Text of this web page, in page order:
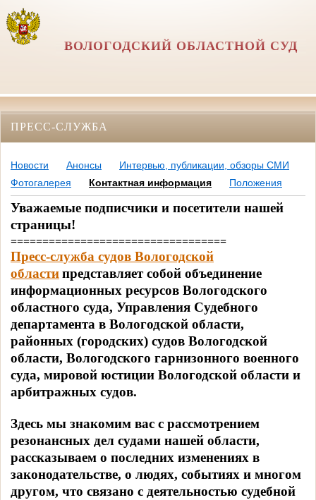
ВОЛОГОДСКИЙ ОБЛАСТНОЙ СУД
ПРЕСС-СЛУЖБА
Новости Анонсы
Интервью, публикации, обзоры СМИ
Фотогалерея
Контактная информация Положения
Уважаемые подписчики и посетители нашей
страницы!
==================================
Пресс-служба судов Вологодской
областипредставляет собой объединение
информационных ресурсов Вологодского
областного суда, Управления Судебного
департамента в Вологодской области,
районных (городских) судов Вологодской
области, Вологодского гарнизонного военного
суда, мировой юстиции Вологодской области и
арбитражных судов.
Здесь мы знакомим вас с рассмотрением
резонансных дел судами нашей области,
рассказываем о последних изменениях в
законодательстве, о людях, событиях и многом
другом, что связано с деятельностью судебной